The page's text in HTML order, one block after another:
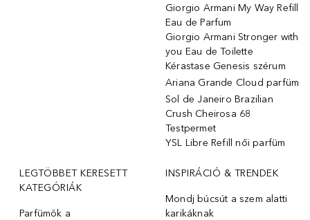
Giorgio Armani My Way Refill
Eau de Parfum
Giorgio Armani Stronger with
you Eau de Toilette
Kérastase Genesis szérum
Ariana Grande Cloud parfüm
Sol de Janeiro Brazilian
Crush Cheirosa 68
Testpermet
YSL Libre Refill női parfüm
LEGTÖBBET KERESETT
KATEGÓRIÁK
Parfümök ️a
INSPIRÁCIÓ & TRENDEK
Mondj búcsút a szem alatti
karikáknak